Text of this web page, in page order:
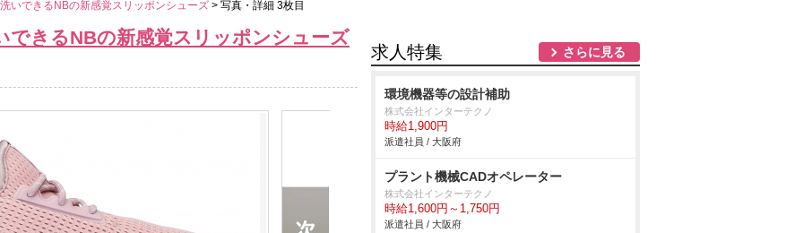
いできるNBの新感覚スリッポンシューズ > 写真・詳細 3枚目
できるNBの新感覚スリッポンシューズ
求人特集 さらに見る
環境機器等の設計補助
株式会社インターテクノ
時給1,900円
派遣社員 / 大阪府
プラント機械CADオペレーター
株式会社インターテクノ
時給1,600円～1,750円
派遣社員 / 大阪府